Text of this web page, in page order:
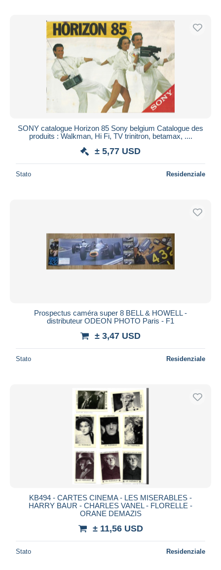
SONY catalogue Horizon 85 Sony belgium Catalogue des
produits : Walkman, Hi Fi, TV trinitron, betamax, ....
± 5,77 USD
Stato Residenziale
Prospectus caméra super 8 BELL & HOWELL -
distributeur ODEON PHOTO Paris - F1
± 3,47 USD
Stato Residenziale
KB494 - CARTES CINEMA - LES MISERABLES -
HARRY BAUR - CHARLES VANEL - FLORELLE -
ORANE DEMAZIS
± 11,56 USD
Stato Residenziale